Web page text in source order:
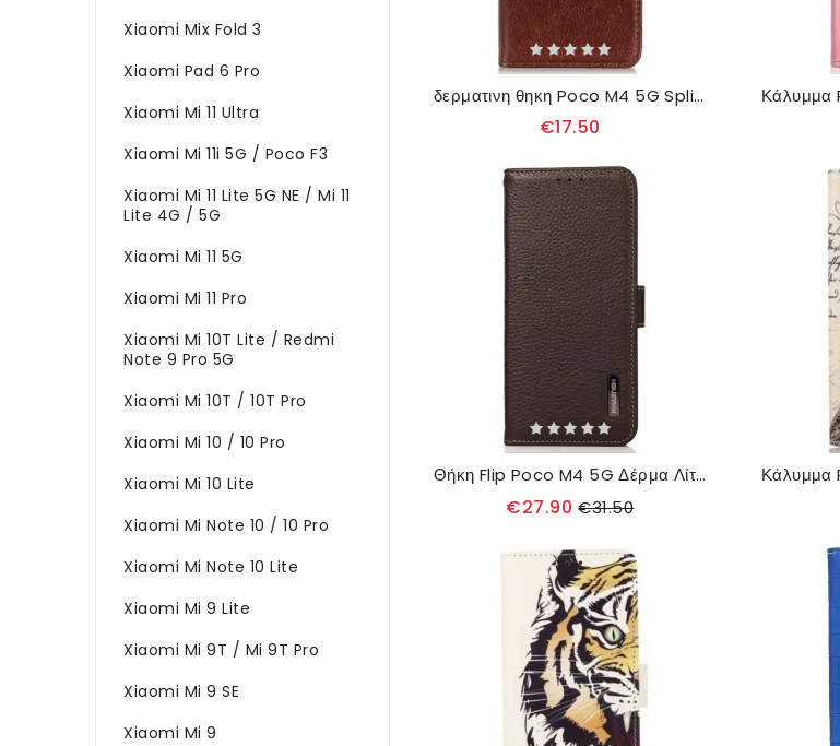
Xiaomi Mix Fold 3
Xiaomi Pad 6 Pro
Xiaomi Mi 11 Ultra
Xiaomi Mi 11i 5G / Poco F3
Xiaomi Mi 11 Lite 5G NE / Mi 11
Lite 4G / 5G
Xiaomi Mi 11 5G
Xiaomi Mi 11 Pro
Xiaomi Mi 10T Lite / Redmi
Note 9 Pro 5G
Xiaomi Mi 10T / 10T Pro
Xiaomi Mi 10 / 10 Pro
Xiaomi Mi 10 Lite
Xiaomi Mi Note 10 / 10 Pro
Xiaomi Mi Note 10 Lite
Xiaomi Mi 9 Lite
Xiaomi Mi 9T / Mi 9T Pro
Xiaomi Mi 9 SE
Xiaomi Mi 9
δερματινη θηκη Poco M4 5G Split Nappa Leather
€17.50
Θήκη Flip Poco M4 5G Δέρμα Λίτσι Khazneh Rfid
€27.90 €31.50